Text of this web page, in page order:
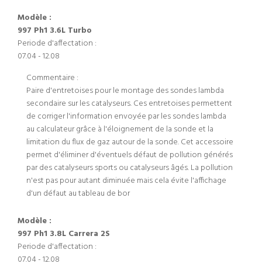
Modèle :
997 Ph1 3.6L Turbo
Periode d'affectation :
07.04 - 12.08
Commentaire :
Paire d'entretoises pour le montage des sondes lambda
secondaire sur les catalyseurs. Ces entretoises permettent
de corriger l'information envoyée par les sondes lambda
au calculateur grâce à l'éloignement de la sonde et la
limitation du flux de gaz autour de la sonde. Cet accessoire
permet d'éliminer d'éventuels défaut de pollution générés
par des catalyseurs sports ou catalyseurs âgés. La pollution
n'est pas pour autant diminuée mais cela évite l'affichage
d'un défaut au tableau de bor
Modèle :
997 Ph1 3.8L Carrera 2S
Periode d'affectation :
07.04 - 12.08